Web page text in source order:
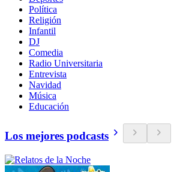
Política
Religión
Infantil
DJ
Comedia
Radio Universitaria
Entrevista
Navidad
Música
Educación
Los mejores podcasts